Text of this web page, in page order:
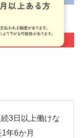
3日以上働けな
年6か月